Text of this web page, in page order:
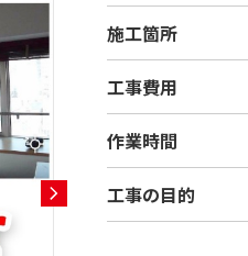
施工箇所
工事費用
作業時間
工事の目的